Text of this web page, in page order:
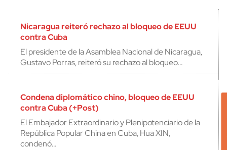
Nicaragua reiteró rechazo al bloqueo de EEUU
contra Cuba
El presidente de la Asamblea Nacional de Nicaragua,
Gustavo Porras, reiteró su rechazo al bloqueo…
Condena diplomático chino, bloqueo de EEUU
contra Cuba (+Post)
El Embajador Extraordinario y Plenipotenciario de la
República Popular China en Cuba, Hua XIN,
condenó…